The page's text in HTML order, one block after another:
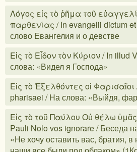
Λόγος εἰς τὸ ῥῆμα τοῦ
παρθενίας / In evangelii dictum
слово Евангелия и о девстве
Εἰς τὸ Εἶδον τὸν Κύριον / In illud
слова: «Видел я Господа»
Εἰς τὸ Ἐξελθόντες οἱ
pharisaei / На слова: «Выйдя,
Εἰς τὸ τοῦ Παύλου Οὐ θέλω
Pauli Nolo vos ignorare / Беседа
«Не хочу оставить вас, братия,